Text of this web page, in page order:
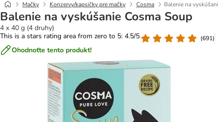
Mačky Konzervy/kapsičky pre mačky Cosma Balenie na
Balenie na vyskúšanie Cosma Soup
4 x 40 g (4 druhy)
This is a stars rating area from zero to 5: 4.5/5
(691)
Ohodnoťte tento produkt!